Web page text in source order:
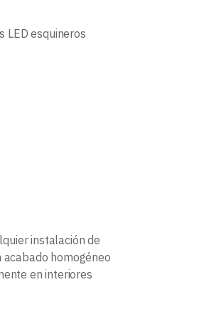
LED esquineros
instalación de
homogéneo
en interiores